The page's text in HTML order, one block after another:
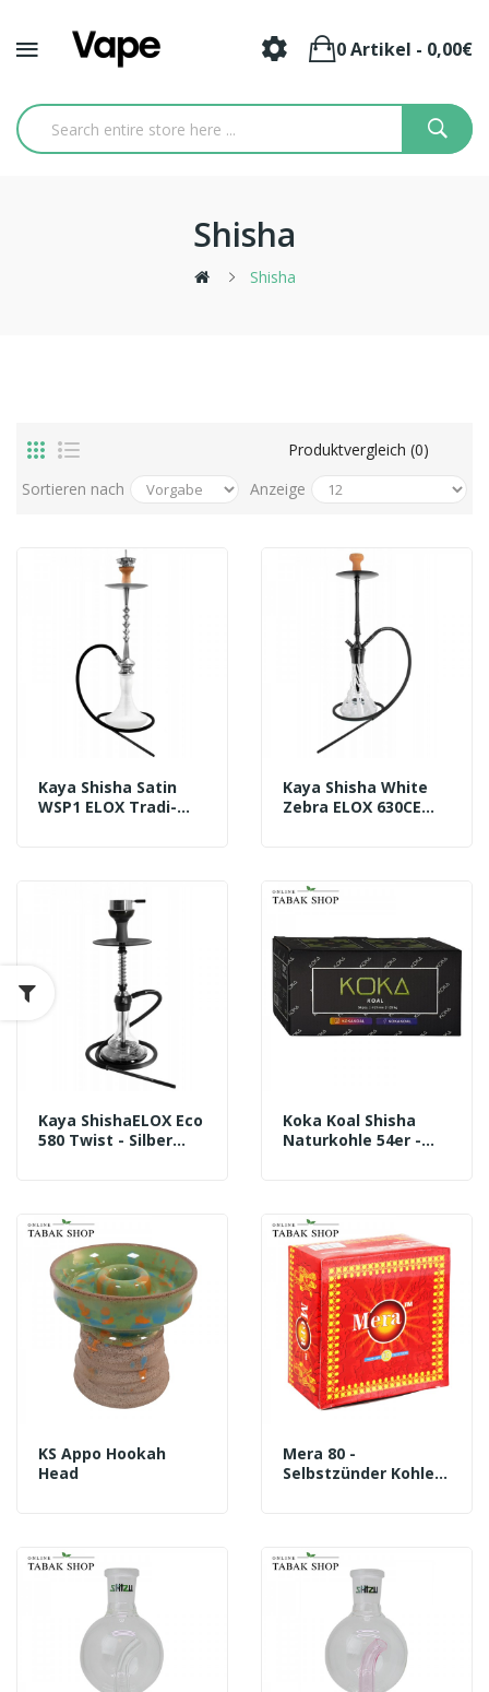
0 Artikel - 0,00€
Shisha
Shisha
Produktvergleich (0)
Sortieren nach
Anzeige
Kaya Shisha Satin
WSP1 ELOX Tradi-
Kaya Shisha White
Zebra ELOX 630CE
Kaya ShishaELOX Eco
580 Twist - Silber
Koka Koal Shisha
Naturkohle 54er -
KS Appo Hookah
Head
Mera 80 -
Selbstzünder Kohle